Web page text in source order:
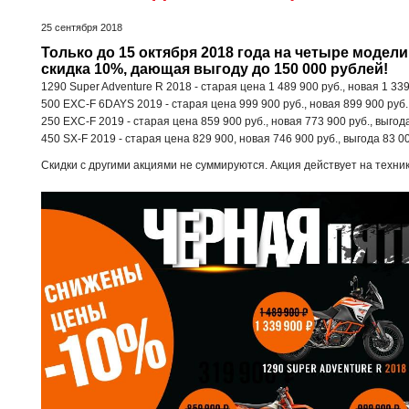
25 сентября 2018
Только до 15 октября 2018 года на четыре
скидка 10%, дающая выгоду до 150 000 рублей!
1290 Super Adventure R 2018 - старая цена 1 489 900 руб., новая 1
500 EXC-F 6DAYS 2019 - старая цена 999 900 руб., новая 899 900
250 EXC-F 2019 - старая цена 859 900 руб., новая 773 900 руб.,
450 SX-F 2019 - старая цена 829 900, новая 746 900 руб., выгода 83
Скидки с другими акциями не суммируются. Акция действует на